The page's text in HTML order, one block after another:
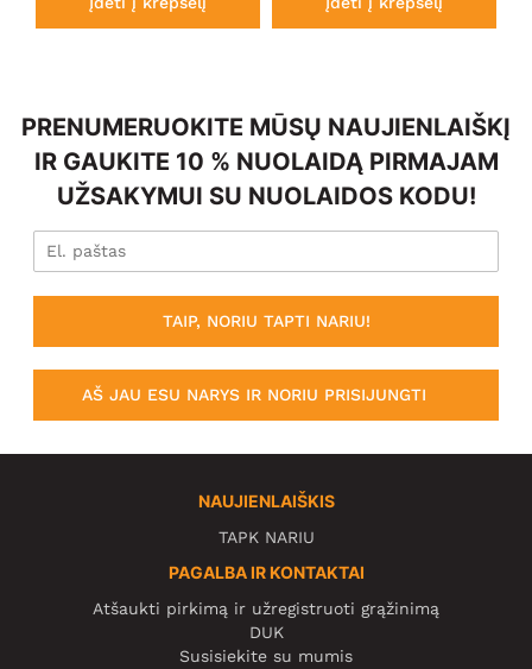
PRENUMERUOKITE MŪSŲ NAUJIENLAIŠKĮ
IR GAUKITE 10 % NUOLAIDĄ PIRMAJAM
UŽSAKYMUI SU NUOLAIDOS KODU!
TAIP, NORIU TAPTI NARIU!
AŠ JAU ESU NARYS IR NORIU PRISIJUNGTI
NAUJIENLAIŠKIS
TAPK NARIU
PAGALBA IR KONTAKTAI
Atšaukti pirkimą ir užregistruoti grąžinimą
DUK
Susisiekite su mumis